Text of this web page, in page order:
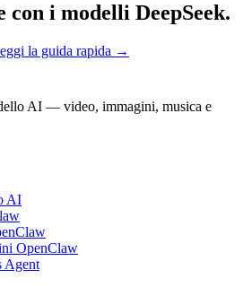
i modelli DeepSeek.
la guida rapida →
AI — video, immagini, musica e
AI
OpenClaw
Agent